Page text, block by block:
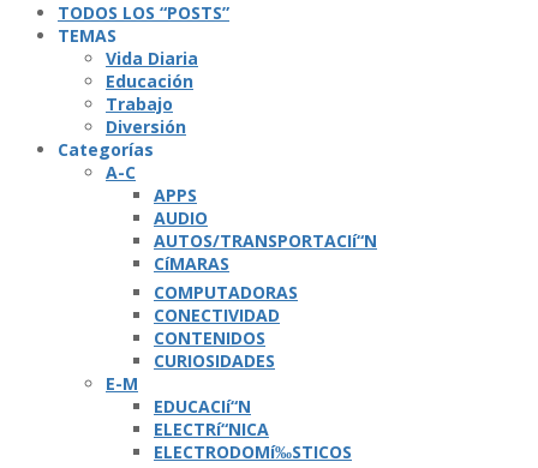
TODOS LOS “POSTS”
TEMAS
Vida Diaria
Educación
Trabajo
Diversión
Categorí­as
A-C
APPS
AUDIO
AUTOS/TRANSPORTACIí“N
CíMARAS
COMPUTADORAS
CONECTIVIDAD
CONTENIDOS
CURIOSIDADES
E-M
EDUCACIí“N
ELECTRí“NICA
ELECTRODOMí‰STICOS